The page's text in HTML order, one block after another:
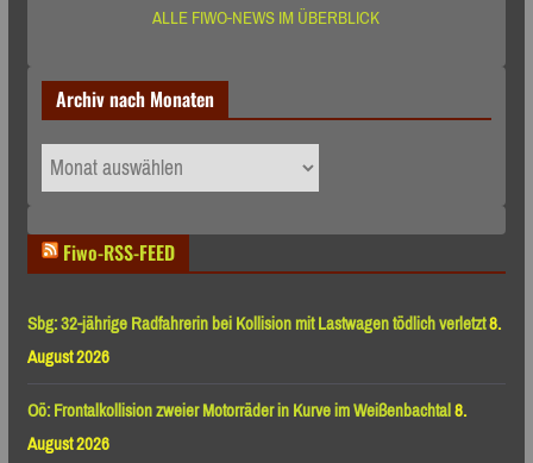
ALLE FIWO-NEWS IM ÜBERBLICK
Archiv nach Monaten
Archiv
nach
Fiwo-RSS-FEED
Sbg: 32-jährige Radfahrerin bei Kollision mit Lastwagen tödlich verletzt8.
August 2026
Oö: Frontalkollision zweier Motorräder in Kurve im Weißenbachtal8.
August 2026